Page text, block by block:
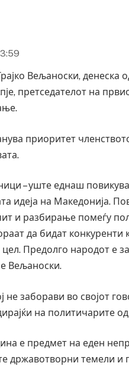
Вељаноски, денеска
претседателот на
приоритет
– уште еднаш
идеја на Македонија.
и разбирање помеѓу
да бидат конкуренти
Предолго народот е
Вељаноски.
не заборави во својот
на политичарите од
е предмет на еден
државотворни темели и